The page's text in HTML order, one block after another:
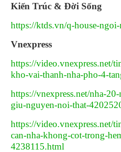
Kiến Trúc & Đời Sống
https://ktds.vn/q-house-
Vnexpress
https://video.vnexpress.net/
kho-vai-thanh-nha-pho-4-
https://vnexpress.net/nha-
giu-nguyen-noi-that-
https://video.vnexpress.net/
can-nha-khong-cot-trong-
4238115.html